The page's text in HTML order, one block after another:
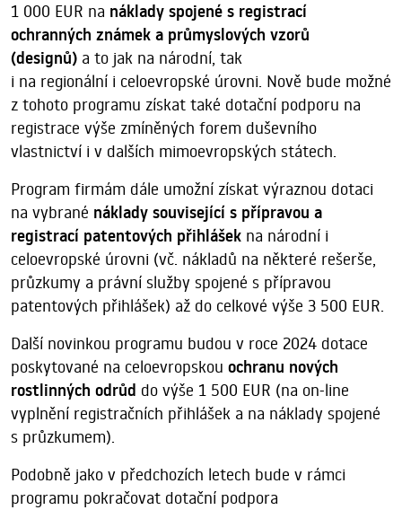
1 000 EUR na náklady spojené s registrací
ochranných známek a průmyslových vzorů
(designů) a to jak na národní, tak
i na regionální i celoevropské úrovni. Nově bude možné
z tohoto programu získat také dotační podporu na
registrace výše zmíněných forem duševního
vlastnictví i v dalších mimoevropských státech.
Program firmám dále umožní získat výraznou dotaci
na vybrané náklady související s přípravou a
registrací patentových přihlášek na národní i
celoevropské úrovni (vč. nákladů na některé rešerše,
průzkumy a právní služby spojené s přípravou
patentových přihlášek) až do celkové výše 3 500 EUR.
Další novinkou programu budou v roce 2024 dotace
poskytované na celoevropskou ochranu nových
rostlinných odrůd do výše 1 500 EUR (na on-line
vyplnění registračních přihlášek a na náklady spojené
s průzkumem).
Podobně jako v předchozích letech bude v rámci
programu pokračovat dotační podpora